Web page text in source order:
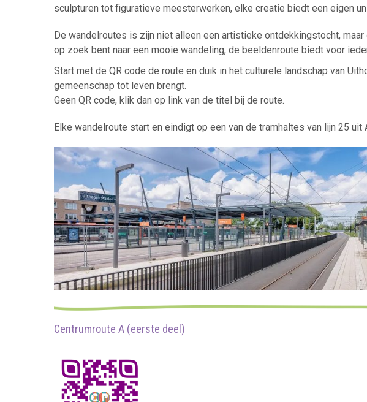
sculpturen tot figuratieve meesterwerken, elke creatie biedt een eigen
De wandelroutes is zijn niet alleen een artistieke ontdekkingstocht,
op zoek bent naar een mooie wandeling, de beeldenroute biedt voor
Start met de QR code de route en duik in het culturele landschap van
gemeenschap tot leven brengt.
Geen QR code, klik dan op link van de titel bij de route.
Elke wandelroute start en eindigt op een van de tramhaltes van lijn 25
Centrumroute A (eerste deel)